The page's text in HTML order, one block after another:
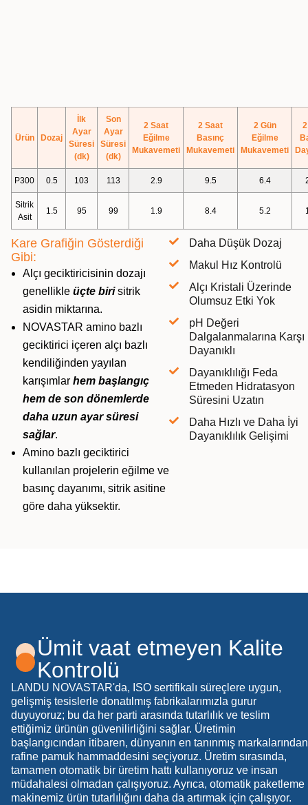
Ürün Dozaj
İlk
Ayar
Süresi
(dk)
Son
Ayar
Süresi
(dk)
2 Saat
Eğilme
Mukavemeti
2 Saat
Basınç
Mukavemeti
2 Gün
Eğilme
Mukavemeti
P300 0.5 103 113 2.9 9.5 6.4
Sitrik
Asit
1.5 95 99 1.9 8.4 5.2
Kare Grafiğin Gösterdiği
Gibi:
Alçı geciktiricisinin dozajı
genellikle üçte birisitrik
asidin miktarına.
NOVASTAR amino bazlı
geciktirici içeren alçı bazlı
kendiliğinden yayılan
karışımlar hem başlangıç
hem de son dönemlerde
daha uzun ayar süresi
sağlar.
Amino bazlı geciktirici
kullanılan projelerin eğilme ve
basınç dayanımı, sitrik asitine
göre daha yüksektir.
Daha Düşük Dozaj
Makul Hız Kontrolü
Alçı Kristali Üzerinde
Olumsuz Etki Yok
pH Değeri
Dalgalanmalarına Karşı
Dayanıklı
Dayanıklılığı Feda
Etmeden Hidratasyon
Süresini Uzatın
Daha Hızlı ve Daha İyi
Dayanıklılık Gelişimi
Ümit vaat etmeyen Kalite
Kontrolü
LANDU NOVASTAR'da, ISO sertifikalı süreçlere uygun,
gelişmiş tesislerle donatılmış fabrikalarımızla gurur
duyuyoruz; bu da her parti arasında tutarlılık ve teslim
ettiğimiz ürünün güvenilirliğini sağlar. Üretimin
başlangıcından itibaren, dünyanın en tanınmış markalarından
rafine pamuk hammaddesini seçiyoruz. Üretim sırasında,
tamamen otomatik bir üretim hattı kullanıyoruz ve insan
müdahalesi olmadan çalışıyoruz. Ayrıca, otomatik paketleme
makinemiz ürün tutarlılığını daha da artırmak için çalışıyor.